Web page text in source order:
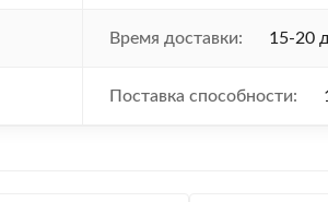
Время доставки: 15-20
Поставка способности: